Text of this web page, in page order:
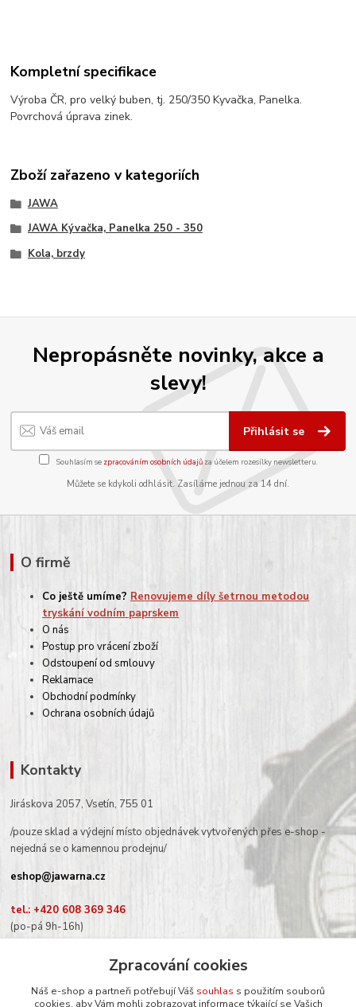
Kompletní specifikace
Výroba ČR, pro velký buben, tj. 250/350 Kyvačka, Panelka.
Povrchová úprava zinek.
Zboží zařazeno v kategoriích
JAWA
JAWA Kývačka, Panelka 250 - 350
Kola, brzdy
Nepropásněte novinky, akce a
slevy!
Přihlásit se
Souhlasím se zpracováním osobních údajůza účelem rozesílky newsletteru.
Můžete se kdykoli odhlásit. Zasíláme jednou za 14 dní.
O firmě
Co ještě umíme? Renovujeme díly šetrnou metodou
tryskání vodním paprskem
O nás
Postup pro vrácení zboží
Odstoupení od smlouvy
Reklamace
Obchodní podmínky
Ochrana osobních údajů
Kontakty
Jiráskova 2057, Vsetín, 755 01
/pouze sklad a výdejní místo objednávek vytvořených přes e-shop -
nejedná se o kamennou prodejnu/
eshop@jawarna.cz
tel.: +420 608 369 346
(po-pá 9h-16h)
Zpracování cookies
Náš e-shop a partneři potřebují Váš souhlas s použitím souborů
cookies, aby Vám mohli zobrazovat informace týkající se Vašich